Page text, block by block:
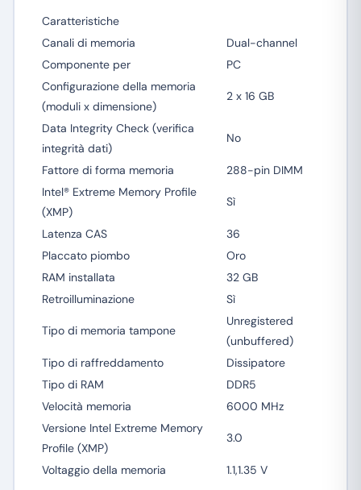
Caratteristiche
Canali di memoria
Dual-channel
Componente per
PC
Configurazione della memoria
(moduli x dimensione)
2 x 16 GB
Data Integrity Check (verifica
integrità dati)
No
Fattore di forma memoria
288-pin DIMM
Intel® Extreme Memory Profile
(XMP)
Sì
Latenza CAS
36
Placcato piombo
Oro
RAM installata
32 GB
Retroilluminazione
Sì
Tipo di memoria tampone
Unregistered
(unbuffered)
Tipo di raffreddamento
Dissipatore
Tipo di RAM
DDR5
Velocità memoria
6000 MHz
Versione Intel Extreme Memory
Profile (XMP)
3.0
Voltaggio della memoria 1.1,1.35 V